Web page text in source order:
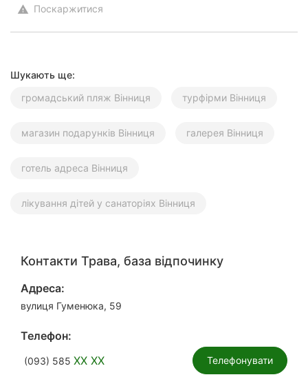
Чернівці
Івано-
warning Поскаржитися
Шукають ще:
громадський пляж Вінниця
турфірми Вінниця
магазин подарунків Вінниця галерея Вінниця
готель адреса Вінниця
лікування дітей у санаторіях Вінниця
Контакти Трава, база відпочинку
Адреса:
вулиця Гуменюка, 59
Телефон:
(093) 585 XX XX Телефонувати